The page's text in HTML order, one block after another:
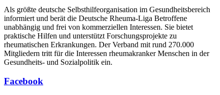
Als größte deutsche Selbsthilfe­organisation im Gesundheitsbereich
informiert und berät die Deutsche Rheuma-Liga Betroffene
unabhängig und frei von kommerziellen Interessen. Sie bietet
praktische Hilfen und unterstützt Forschungsprojekte zu
rheumatischen Erkrankungen. Der Verband mit rund 270.000
Mitgliedern tritt für die Interessen rheumakranker Menschen in der
Gesundheits- und Sozialpolitik ein.
Facebook